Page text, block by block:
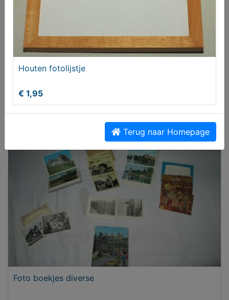
1x fotolijstje mintgroen
Foto boekjes diverse
Houten fotolijstje
€ 1,95
Terug naar Homepage